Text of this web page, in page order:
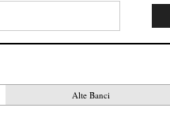
Alte Banci